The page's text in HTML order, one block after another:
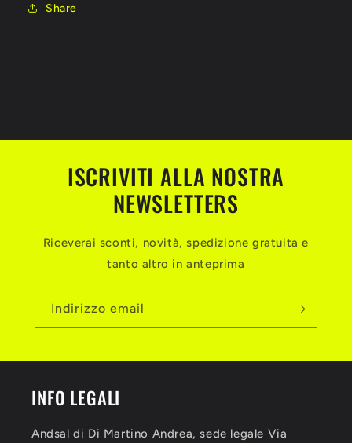
Share
ISCRIVITI ALLA NOSTRA
NEWSLETTERS
Riceverai sconti, novità, spedizione gratuita e
tanto altro in anteprima
Indirizzo email
INFO LEGALI
Andsal di Di Martino Andrea, sede legale Via